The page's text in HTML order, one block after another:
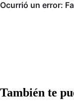
También te